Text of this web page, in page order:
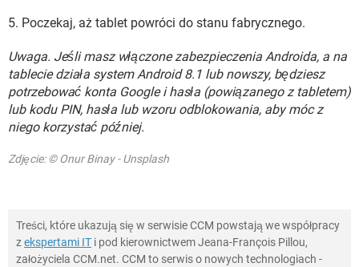
5. Poczekaj, aż tablet powróci do stanu fabrycznego.
Uwaga. Jeśli masz włączone zabezpieczenia Androida, a na
tablecie działa system Android 8.1 lub nowszy, będziesz
potrzebować konta Google i hasła (powiązanego z tabletem)
lub kodu PIN, hasła lub wzoru odblokowania, aby móc z
niego korzystać później.
Zdjęcie: © Onur Binay - Unsplash
Treści, które ukazują się w serwisie CCM powstają we współpracy
zekspertami IT i pod kierownictwem Jeana-François Pillou,
założyciela CCM.net. CCM to serwis o nowych technologiach -